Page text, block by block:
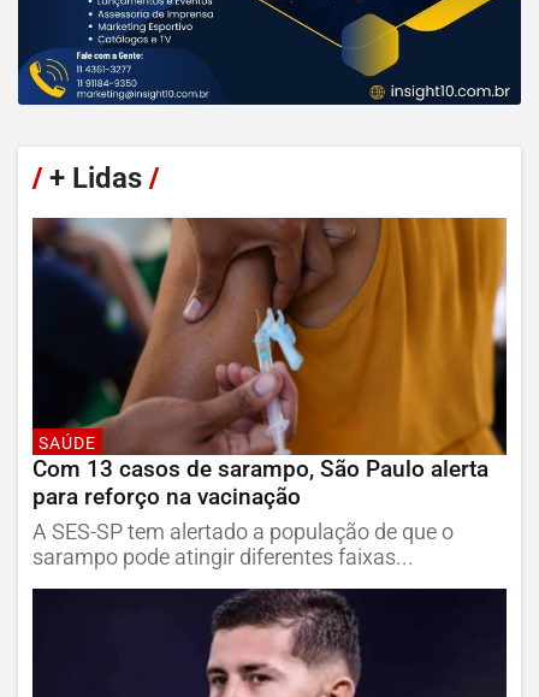
/+ Lidas /
SAÚDE
Com 13 casos de sarampo, São Paulo alerta
para reforço na vacinação
A SES-SP tem alertado a população de que o
sarampo pode atingir diferentes faixas...